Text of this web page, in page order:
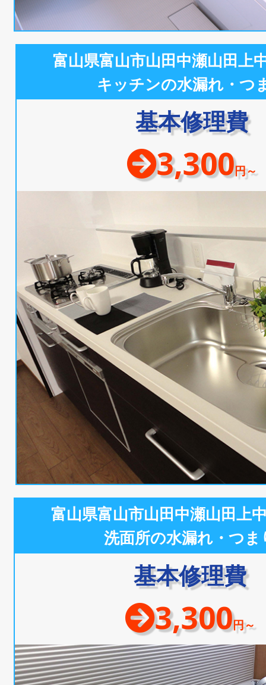
富山県富山市山田中瀬山田上
キッチンの水漏れ・つ
基本修理費
3,300円～
富山県富山市山田中瀬山田上
洗面所の水漏れ・つま
基本修理費
3,300円～